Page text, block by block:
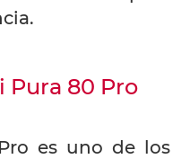
Pura 80 Pro
es uno de los